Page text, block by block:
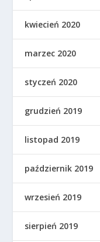
kwiecień 2020
marzec 2020
styczeń 2020
grudzień 2019
listopad 2019
październik 2019
wrzesień 2019
sierpień 2019